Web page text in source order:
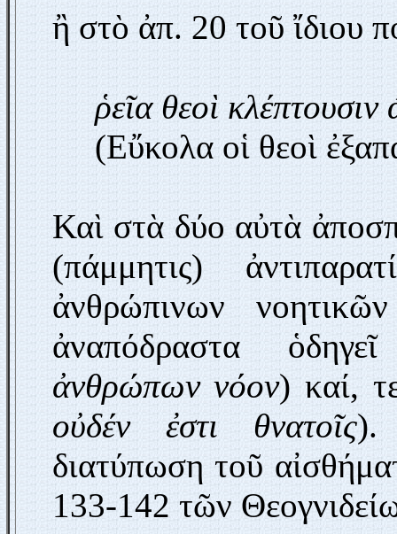
ἢ στὸ ἀπ. 20 τοῦ ἴδιου
ῥεῖα θεοὶ
(Εὔκολα οἱ θεοὶ
Καὶ στὰ δύο αὐτὰ
(πάμμητις)
ἀνθρώπινων
ἀναπόδραστα
ἀνθρώπων νόον) καί,
οὐδέν ἐστι θνατοῖς).
διατύπωση τοῦ
133-142 τῶν